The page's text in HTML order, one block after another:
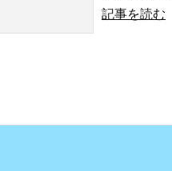
記事を読む